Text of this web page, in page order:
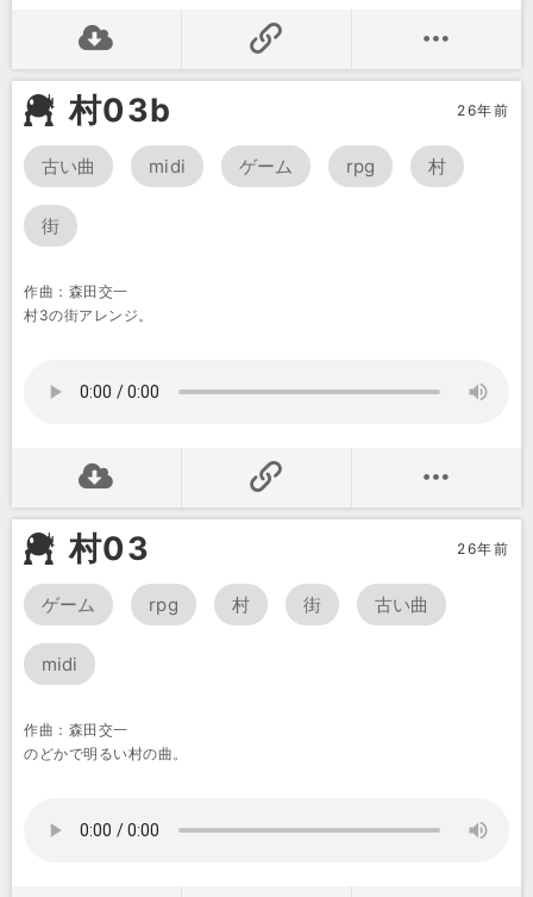
村03b 26年前
古い曲 midi ゲーム rpg 村
街
作曲：森田交一
村3の街アレンジ。
村03 26年前
ゲーム rpg 村 街 古い曲
midi
作曲：森田交一
のどかで明るい村の曲。